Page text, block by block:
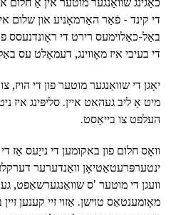
די קינד - פֿאַר האַרמאָניע און שלום
די בעיבי איז מאָווינג, דעמאָלט עס
יאָגן די שוואַנגער מוטער פון די הויז,
מיט אַ ליב געהאט איין. סליפּינג איז
העלפט צו בייאַסט.
וואָס חלום פון באקומען די נייַעס אַז
ינטערפּרעטאַטיאָן וואַנדערער
וועגן די מוטער 'ס שוואַנגערשאַפט,